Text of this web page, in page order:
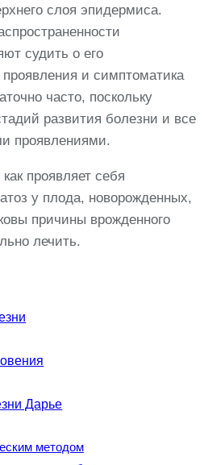
слоя эпидермиса.
судить о его
и симптоматика
часто, поскольку
развития болезни и все
проявлениями.
проявляет себя
у плода, новорожденных,
причины врожденного
лечить.
Дарье
методом